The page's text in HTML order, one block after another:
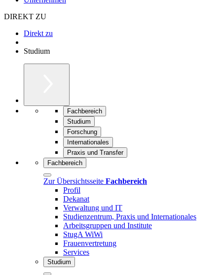
DIREKT ZU
Direkt zu
Studium
Fachbereich
Studium
Forschung
Internationales
Praxis und Transfer
Fachbereich
Zur Übersichtsseite Fachbereich
Profil
Dekanat
Verwaltung und IT
Studienzentrum, Praxis und Internationales
Arbeitsgruppen und Institute
StugA WiWi
Frauenvertretung
Services
Studium